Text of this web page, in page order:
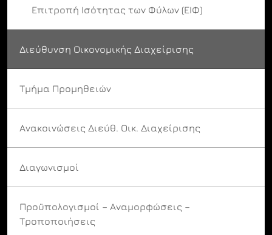
Επιτροπή Ισότητας των Φύλων (ΕΙΦ)
Διεύθυνση Οικονομικής Διαχείρισης
Τμήμα Προμηθειών
Ανακοινώσεις Διεύθ. Οικ. Διαχείρισης
Διαγωνισμοί
Προϋπολογισμοί – Αναμορφώσεις –
Τροποποιήσεις